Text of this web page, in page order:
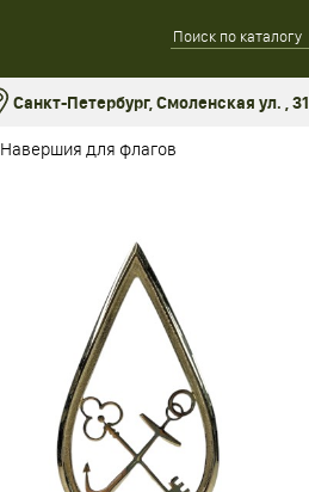
Санкт-Петербург, Смоленская ул. , 31
Навершия для флагов